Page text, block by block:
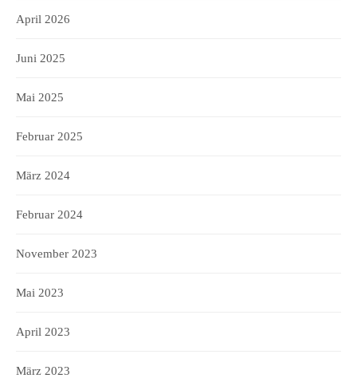
April 2026
Juni 2025
Mai 2025
Februar 2025
März 2024
Februar 2024
November 2023
Mai 2023
April 2023
März 2023